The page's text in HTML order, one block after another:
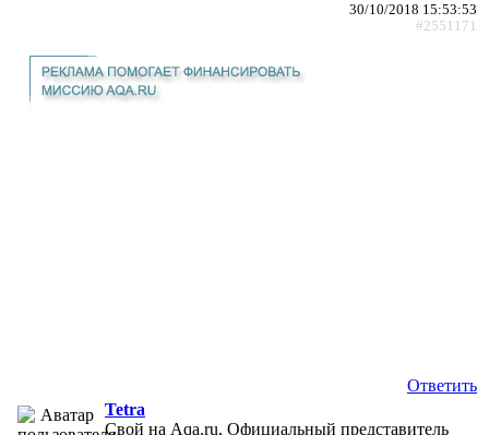
30/10/2018 15:53:53
#2551171
Ответить
Tetra
Свой на Aqa.ru, Официальный представитель